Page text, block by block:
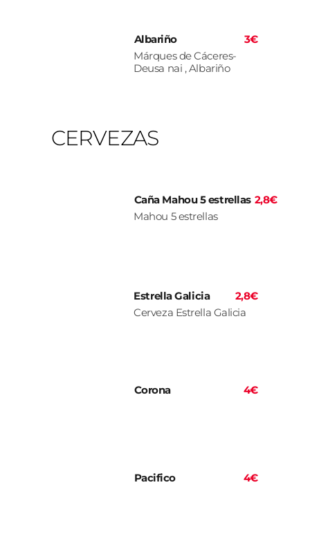
Albariño
3€
Márques de Cáceres-
Deusa nai , Albariño
CERVEZAS
Caña Mahou 5 estrellas 2,8€
Mahou 5 estrellas
Estrella Galicia
2,8€
Cerveza Estrella Galicia
Corona 4€
Pacifico 4€